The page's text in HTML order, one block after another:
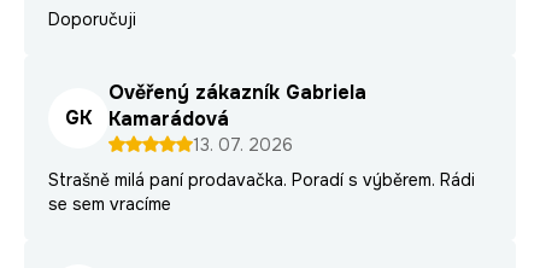
Doporučuji
GK
Ověřený zákazník Gabriela
Kamarádová
13. 07. 2026
Strašně milá paní prodavačka. Poradí s výběrem. Rádi
se sem vracíme